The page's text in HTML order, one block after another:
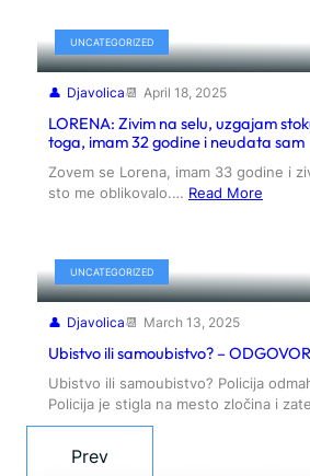
UNCATEGORIZED
Djavolica April 18, 2025
LORENA: Zivim na selu, uzgajam
toga, imam 32 godine i neudata sam
Zovem se Lorena, imam 33 godine i
sto me oblikovalo.… Read More
UNCATEGORIZED
Djavolica March 13, 2025
Ubistvo ili samoubistvo? –
Ubistvo ili samoubistvo? Policija
Policija je stigla na mesto zločina i
Prev